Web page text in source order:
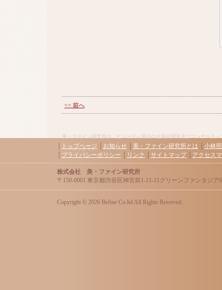
<< 前へ
美・ファイン研究所は、ビューティ商品の企画化開発及びコンサルテ
っております。
トップページ お知らせ 美・ファイン研究所とは
小林
プライバシーポリシー リンク サイトマップ│ アクセス
株式会社 美・ファイン研究所
〒150-0001 東京都渋谷区神宮前1-11-11グリーンファンタジア
Copyright © 2026 Befine Co.ltd All Rights Reserved.